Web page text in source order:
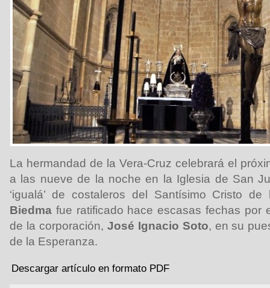
La hermandad de la Vera-Cruz celebrará el
a las nueve de la noche en la Iglesia de San
‘igualá’ de costaleros del Santísimo Cristo
Biedma fue ratificado hace escasas fechas por
de la corporación, José Ignacio Soto, en su
de la Esperanza.
Descargar artículo en formato PDF